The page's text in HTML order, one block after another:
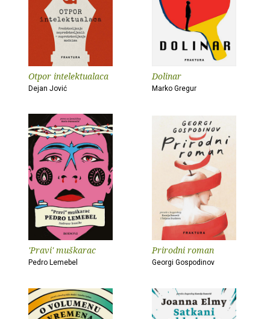
Otpor intelektualaca
Dejan Jović
Dolinar
Marko Gregur
'Pravi' muškarac
Pedro Lemebel
Prirodni roman
Georgi Gospodinov